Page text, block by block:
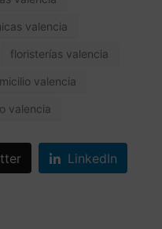
valencia
floristerías valencia
valencia
valencia
LinkedIn